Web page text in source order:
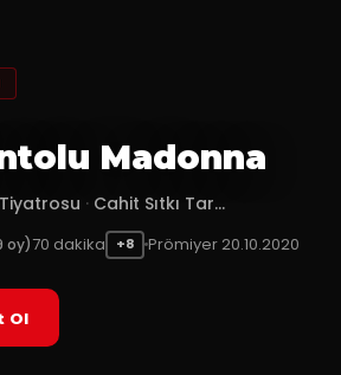
Madonna
· Cahit Sıtkı Tar...
oy)70 dakika +8 Prömiyer 20.10.2020
Ol